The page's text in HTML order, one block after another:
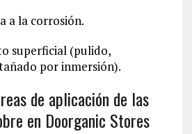
a la corrosión.
superficial (pulido,
por inmersión).
de aplicación de las
en Doorganic Stores